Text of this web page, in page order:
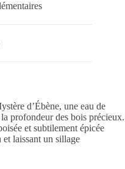
d’Ébène, une eau de
profondeur des bois précieux.
et subtilement épicée
laissant un sillage